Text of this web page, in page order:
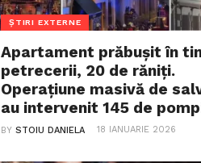
ȘTIRI EXTERNE
Apartament prăbușit în
petrecerii, 20 de răniți.
Operațiune masivă de
au intervenit 145 de
BYSTOIU DANIELA 18 IANUARIE 2026